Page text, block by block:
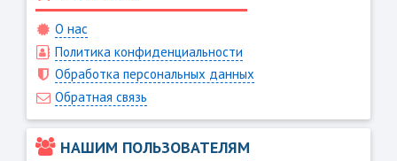
О нас
Политика конфиденциальности
Обработка персональных данных
Обратная связь
НАШИМ ПОЛЬЗОВАТЕЛЯМ